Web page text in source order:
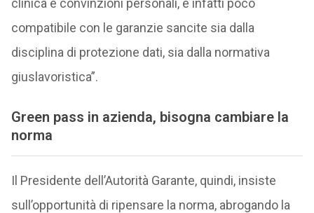
clinica e convinzioni personali, è infatti poco
compatibile con le garanzie sancite sia dalla
disciplina di protezione dati, sia dalla normativa
giuslavoristica”.
Green pass in azienda, bisogna cambiare la
norma
Il Presidente dell’Autorità Garante, quindi, insiste
sull’opportunità di ripensare la norma, abrogando la